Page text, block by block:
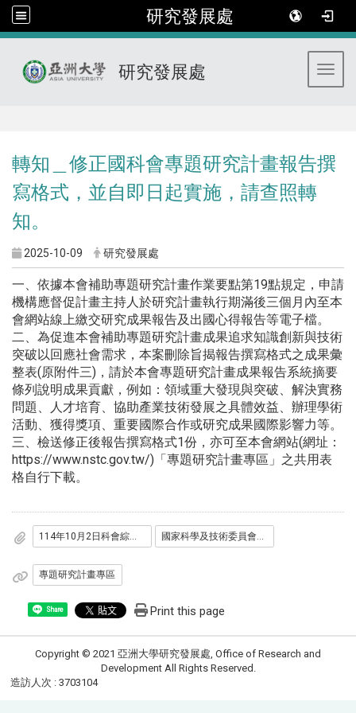
研究發展處
研究發展處
轉知＿修正國科會專題研究計畫報告撰
寫格式，並自即日起實施，請查照轉
知。
2025-10-09 研究發展處
一、依據本會補助專題研究計畫作業要點第19點規定，申請
機構應督促計畫主持人於研究計畫執行期滿後三個月內至本
會網站線上繳交研究成果報告及出國心得報告等電子檔。
二、為促進本會補助專題研究計畫成果追求知識創新與技術
突破以回應社會需求，本案刪除旨揭報告撰寫格式之成果彙
整表(原附件三)，請於本會專題研究計畫成果報告系統摘要
條列說明成果貢獻，例如：領域重大發現與突破、解決實務
問題、人才培育、協助產業技術發展之具體效益、辦理學術
活動、獲得獎項、重要國際合作或研究成果國際影響力等。
三、檢送修正後報告撰寫格式1份，亦可至本會網站(網址：
https://www.nstc.gov.tw/)「專題研究計畫專區」之共用表
格自行下載。
114年10月2日科會綜字第1140071795號函 國家科學及技術委員會專題研究計畫報告撰寫格式
專題研究計畫專區
Share Print this page
Copyright © 2021 亞洲大學研究發展處, Office of Research and
Development All Rights Reserved.
造訪人次 : 3703104